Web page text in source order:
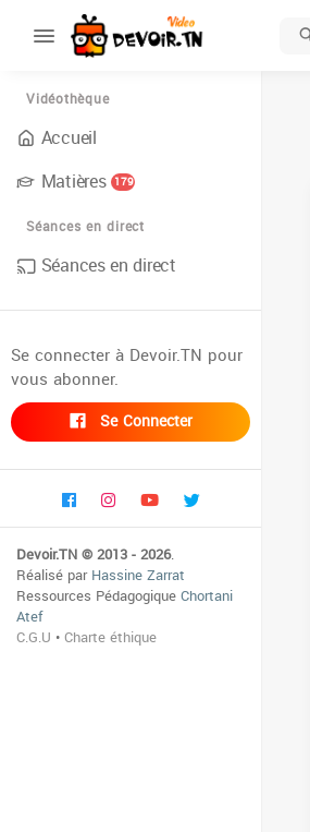
Vidéothèque
Accueil
Matières 179
Séances en direct
Séances en direct
Se connecter à Devoir.TN pour
vous abonner.
Se Connecter
Devoir.TN © 2013 - 2026.
Réalisé parHassine Zarrat
Ressources PédagogiqueChortani
Atef
C.G.U •Charte éthique